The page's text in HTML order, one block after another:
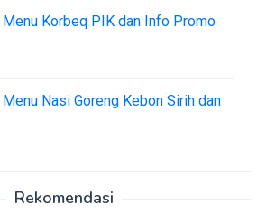
Menu Korbeq PIK dan Info Promo
Menu Nasi Goreng Kebon Sirih dan
Rekomendasi